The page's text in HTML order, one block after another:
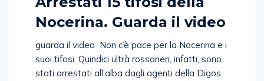
Nocerina. Guarda il video
suoi tifosi. Quindici ultrà rossoneri, infatti, sono
stati arrestati all’alba dagli agenti della Digos
della Questura di Salerno. Sono accusati di